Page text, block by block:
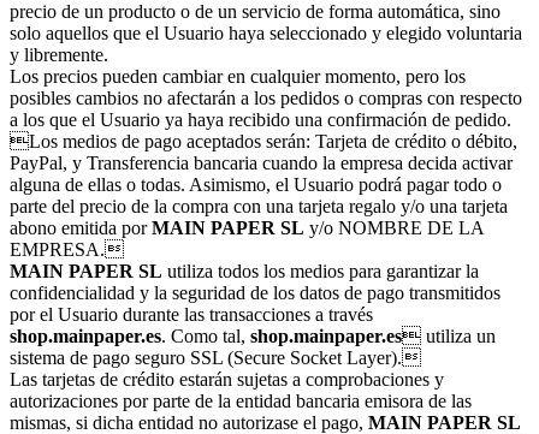
precio de un producto o de un servicio de forma automática, sino
solo aquellos que el Usuario haya seleccionado y elegido voluntaria
y libremente.
Los precios pueden cambiar en cualquier momento, pero los
posibles cambios no afectarán a los pedidos o compras con respecto
a los que el Usuario ya haya recibido una confirmación de pedido.
Los medios de pago aceptados serán: Tarjeta de crédito o débito,
PayPal, y Transferencia bancaria cuando la empresa decida activar
alguna de ellas o todas. Asimismo, el Usuario podrá pagar todo o
parte del precio de la compra con una tarjeta regalo y/o una tarjeta
abono emitida porMAIN PAPER SL y/o NOMBRE DE LA
EMPRESA.
MAIN PAPER SL utiliza todos los medios para garantizar la
confidencialidad y la seguridad de los datos de pago transmitidos
por el Usuario durante las transacciones a través
shop.mainpaper.es. Como tal, shop.mainpaper.es utiliza un
sistema de pago seguro SSL (Secure Socket Layer).
Las tarjetas de crédito estarán sujetas a comprobaciones y
autorizaciones por parte de la entidad bancaria emisora de las
mismas, si dicha entidad no autorizase el pago, MAIN PAPER SL